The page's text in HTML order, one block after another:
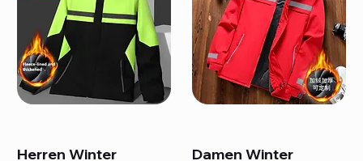
Herren Winter Damen Winter